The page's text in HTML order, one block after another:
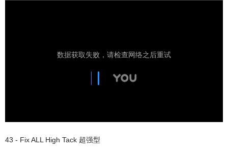
43 - Fix ALL High Tack 超强型